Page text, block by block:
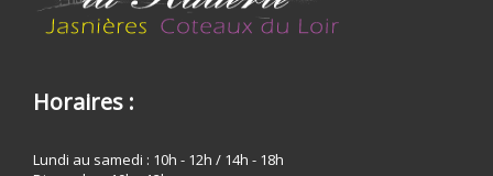
Horaires :
Lundi au samedi : 10h - 12h / 14h - 18h